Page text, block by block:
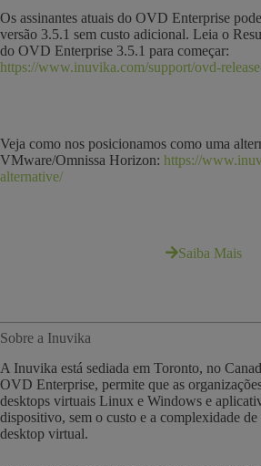
Os assinantes atuais do OVD Enterprise
versão 3.5.1 sem custo adicional. Leia o
do OVD Enterprise 3.5.1 para começar:
https://www.inuvika.com/support/ovd-
Veja como nos posicionamos como uma
VMware/Omnissa Horizon: https://
alternative/
Saiba Mais
Sobre a Inuvika
A Inuvika está sediada em Toronto, no
OVD Enterprise, permite que as
desktops virtuais Linux e Windows e
dispositivo, sem o custo e a complexidade de
desktop virtual.